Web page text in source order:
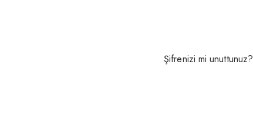
Şifrenizi mi unuttunuz?